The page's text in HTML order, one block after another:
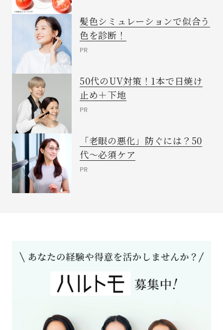
髪色シミュレーションで似合う
色を診断！
PR
50代のUV対策！1本で日焼け
止め＋下地
PR
「老眼の悪化」防ぐには？50
代～必須ケア
PR